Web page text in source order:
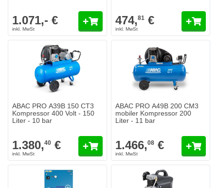
1.071,- € 474,81 €
ABAC PRO A39B 150 CT3
Kompressor 400 Volt - 150
Liter - 10 bar
1.380,40 €
ABAC PRO A49B 200 CM3
mobiler Kompressor 200
Liter - 11 bar
1.466,08 €